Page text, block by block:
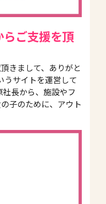
ご支援を頂
きまして、ありがと
うサイトを運営して
長から、施設やフ
子のために、アウト